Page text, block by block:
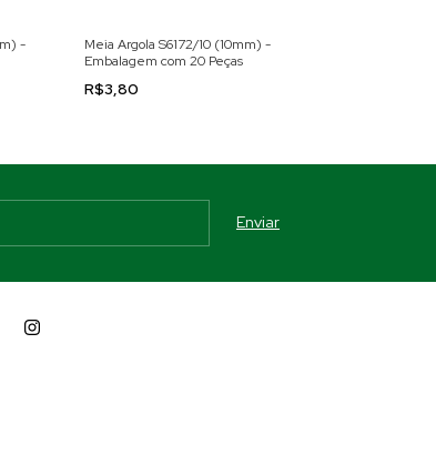
-
Meia Argola S6172/10 (10mm) -
Embalagem com 20 Peças
R$3,80